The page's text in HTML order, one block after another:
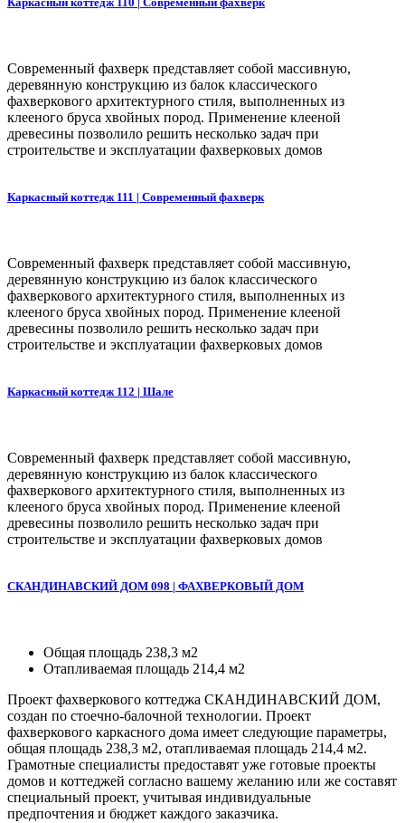
Современный фахверк представляет собой массивную,
деревянную конструкцию из балок классического
фахверкового архитектурного стиля, выполненных из
клееного бруса хвойных пород. Применение клееной
древесины позволило решить несколько задач при
строительстве и эксплуатации фахверковых домов
Каркасный коттедж 111 | Современный фахверк
Современный фахверк представляет собой массивную,
деревянную конструкцию из балок классического
фахверкового архитектурного стиля, выполненных из
клееного бруса хвойных пород. Применение клееной
древесины позволило решить несколько задач при
строительстве и эксплуатации фахверковых домов
Каркасный коттедж 112 | Шале
Современный фахверк представляет собой массивную,
деревянную конструкцию из балок классического
фахверкового архитектурного стиля, выполненных из
клееного бруса хвойных пород. Применение клееной
древесины позволило решить несколько задач при
строительстве и эксплуатации фахверковых домов
СКАНДИНАВСКИЙ ДОМ 098 | ФАХВЕРКОВЫЙ ДОМ
Общая площадь 238,3 м2
Отапливаемая площадь 214,4 м2
Проект фахверкового коттеджа СКАНДИНАВСКИЙ ДОМ,
создан по стоечно-балочной технологии. Проект
фахверкового каркасного дома имеет следующие параметры,
общая площадь 238,3 м2, отапливаемая площадь 214,4 м2.
Грамотные специалисты предоставят уже готовые проекты
домов и коттеджей согласно вашему желанию или же составят
специальный проект, учитывая индивидуальные
предпочтения и бюджет каждого заказчика.